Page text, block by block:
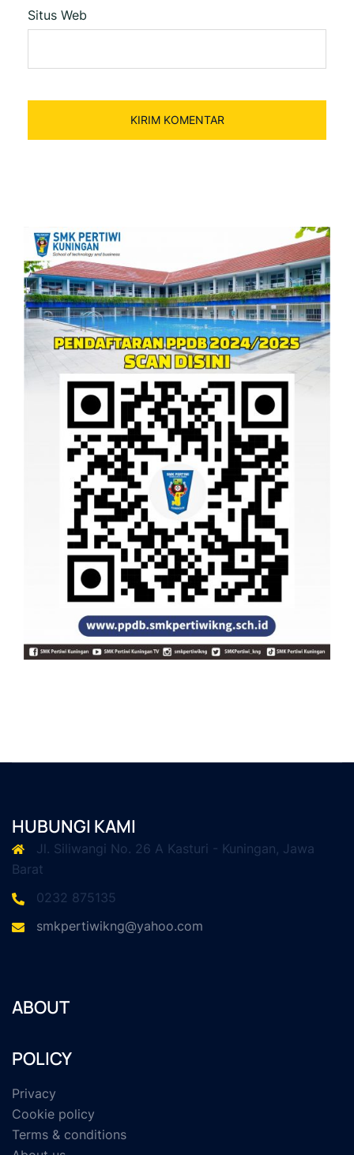
Situs Web
HUBUNGI KAMI
Jl. Siliwangi No. 26 A Kasturi - Kuningan, Jawa
Barat
0232 875135
smkpertiwikng@yahoo.com
ABOUT
POLICY
Privacy
Cookie policy
Terms & conditions